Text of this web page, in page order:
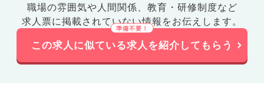
職場の雰囲気や人間関係、 教育・研修制度など
求人票に掲載されていない情報をお伝えします。
この求人に似ている求人を紹介してもらう